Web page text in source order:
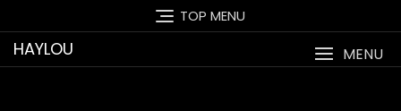
to
content
TOP MENU
HAYLOU MENU